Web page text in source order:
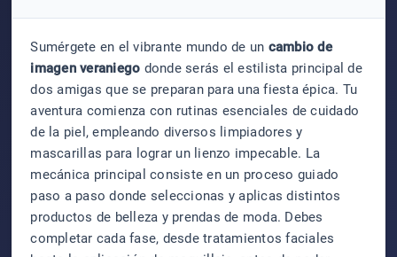
Sumérgete en el vibrante mundo de un cambio de
imagen veraniego donde serás el estilista principal de
dos amigas que se preparan para una fiesta épica. Tu
aventura comienza con rutinas esenciales de cuidado
de la piel, empleando diversos limpiadores y
mascarillas para lograr un lienzo impecable. La
mecánica principal consiste en un proceso guiado
paso a paso donde seleccionas y aplicas distintos
productos de belleza y prendas de moda. Debes
completar cada fase, desde tratamientos faciales